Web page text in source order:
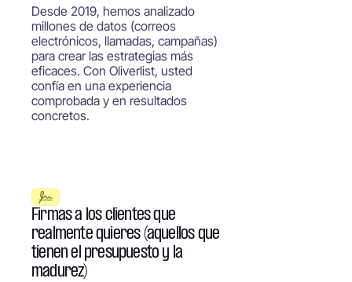
Desde 2019, hemos analizado
millones de datos (correos
electrónicos, llamadas, campañas)
para crear las estrategias más
eficaces. Con Oliverlist, usted
confía en una experiencia
comprobada y en resultados
concretos.
Firmas a los clientes que
realmente quieres (aquellos que
tienen el presupuesto y la
madurez)